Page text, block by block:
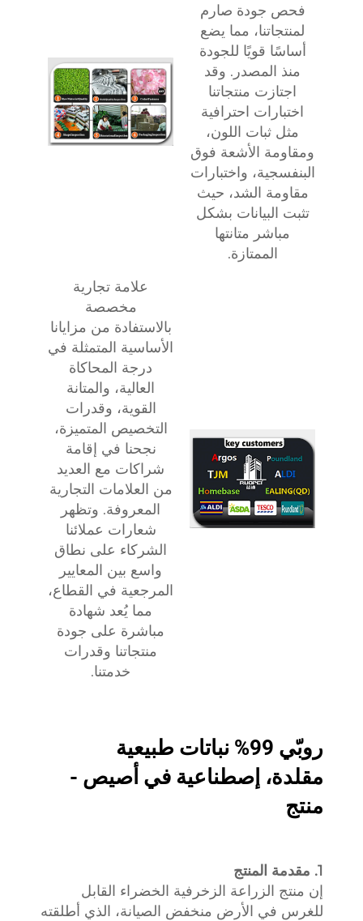
فحص جودة صارم
لمنتجاتنا، مما يضع
أساسًا قويًا للجودة
منذ المصدر. وقد
اجتازت منتجاتنا
اختبارات احترافية
مثل ثبات اللون،
ومقاومة الأشعة فوق
البنفسجية، واختبارات
مقاومة الشد، حيث
تثبت البيانات بشكل
مباشر متانتها
الممتازة.
علامة تجارية
مخصصة
بالاستفادة من مزايانا
الأساسية المتمثلة في
درجة المحاكاة
العالية، والمتانة
القوية، وقدرات
التخصيص المتميزة،
نجحنا في إقامة
شراكات مع العديد
من العلامات التجارية
المعروفة. وتظهر
شعارات عملائنا
الشركاء على نطاق
واسع بين المعايير
المرجعية في القطاع،
مما يُعد شهادة
مباشرة على جودة
منتجاتنا وقدرات
خدمتنا.
روبّي 99% نباتات طبيعية
مقلدة، إصطناعية في أصيص -
منتج
1. مقدمة المنتج
إن منتج الزراعة الزخرفية الخضراء القابل
للغرس في الأرض منخفض الصيانة، الذي أطلقته